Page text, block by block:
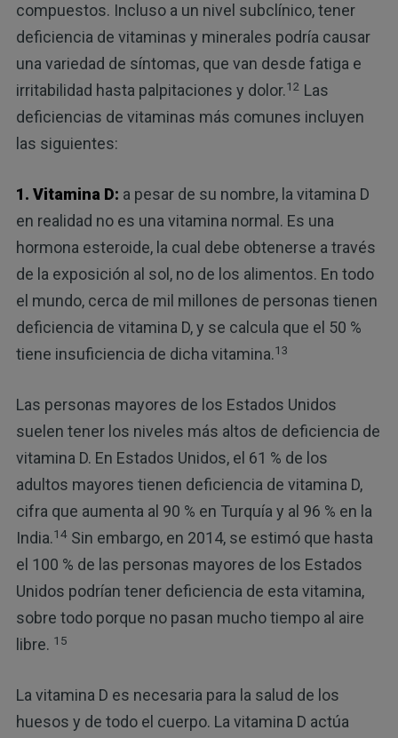
compuestos. Incluso a un nivel subclínico, tener
deficiencia de vitaminas y minerales podría causar
una variedad de síntomas, que van desde fatiga e
irritabilidad hasta palpitaciones y dolor.12 Las
deficiencias de vitaminas más comunes incluyen
las siguientes:
1. Vitamina D: a pesar de su nombre, la vitamina D
en realidad no es una vitamina normal. Es una
hormona esteroide, la cual debe obtenerse a través
de la exposición al sol, no de los alimentos. En todo
el mundo, cerca de mil millones de personas tienen
deficiencia de vitamina D, y se calcula que el 50 %
tiene insuficiencia de dicha vitamina.13
Las personas mayores de los Estados Unidos
suelen tener los niveles más altos de deficiencia de
vitamina D. En Estados Unidos, el 61 % de los
adultos mayores tienen deficiencia de vitamina D,
cifra que aumenta al 90 % en Turquía y al 96 % en la
India.14Sin embargo, en 2014, se estimó que hasta
el 100 % de las personas mayores de los Estados
Unidos podrían tener deficiencia de esta vitamina,
sobre todo porque no pasan mucho tiempo al aire
libre. 15
La vitamina D es necesaria para la salud de los
huesos y de todo el cuerpo. La vitamina D actúa